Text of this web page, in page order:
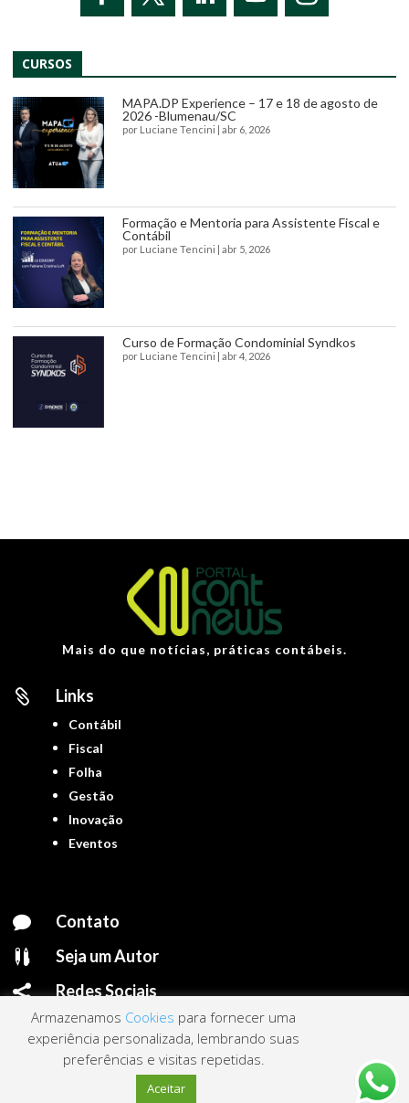
CURSOS
MAPA.DP Experience – 17 e 18 de agosto de
2026 -Blumenau/SC
por Luciane Tencini | abr 6, 2026
Formação e Mentoria para Assistente Fiscal e
Contábil
por Luciane Tencini | abr 5, 2026
Curso de Formação Condominial Syndkos
por Luciane Tencini | abr 4, 2026
Mais do que notícias, práticas contábeis.
 Links
Contábil
Fiscal
Folha
Gestão
Inovação
Eventos
 Contato
 Seja um Autor
 Redes Sociais
Portal ContNews © 2022 – Todos os direitos reservados | Mantido porLink
Armazenamos Cookies para fornecer uma
experiência personalizada, lembrando suas
preferências e visitas repetidas.
Aceitar